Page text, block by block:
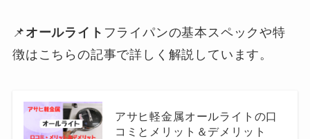
📌 オールライト フライパンの基本スペックや特
徴はこちらの記事で詳しく解説しています。
アサヒ軽金属オールライトの口
コミとメリット＆デメリット